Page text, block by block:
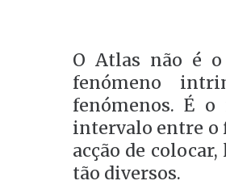
O Atlas não é
fenómeno
fenómenos. É
intervalo entre o
acção de
tão diversos.